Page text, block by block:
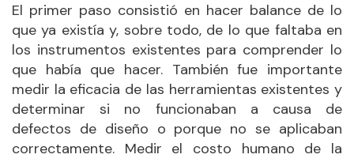
El primer paso consistió en hacer balance de lo
que ya existía y, sobre todo, de lo que faltaba en
los instrumentos existentes para comprender lo
que había que hacer. También fue importante
medir la eficacia de las herramientas existentes y
determinar si no funcionaban a causa de
defectos de diseño o porque no se aplicaban
correctamente. Medir el costo humano de la